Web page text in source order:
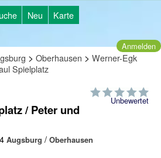
Neu Karte
Anmelden
> Oberhausen > Werner-Egk
Spielplatz
Unbewertet
/ Peter und
Augsburg / Oberhausen